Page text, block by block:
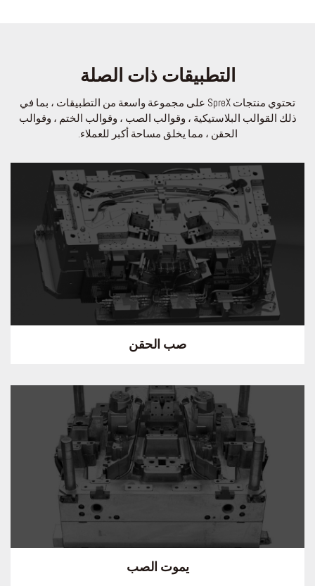
التطبيقات ذات الصلة
تحتوي منتجات SpreX على مجموعة واسعة من التطبيقات ، بما في
ذلك القوالب البلاستيكية ، وقوالب الصب ، وقوالب الختم ، وقوالب
الحقن ، مما يخلق مساحة أكبر للعملاء.
صب الحقن
يموت الصب